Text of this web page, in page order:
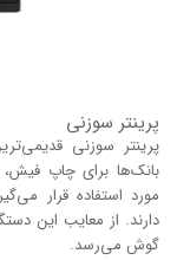
پرینتر سوزنی
پرینتر سوزنی
بانک‌ها برای چاپ
مورد استفاده قرار
دارند. از معایب این
گوش می‌رسد.